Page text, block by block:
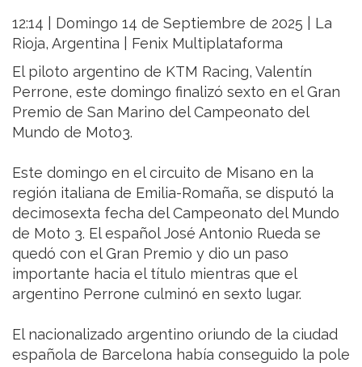
12:14 | Domingo 14 de Septiembre de 2025 | La
Rioja, Argentina | Fenix Multiplataforma
El piloto argentino de KTM Racing, Valentín
Perrone, este domingo finalizó sexto en el Gran
Premio de San Marino del Campeonato del
Mundo de Moto3.
Este domingo en el circuito de Misano en la
región italiana de Emilia-Romaña, se disputó la
decimosexta fecha del Campeonato del Mundo
de Moto 3. El español José Antonio Rueda se
quedó con el Gran Premio y dio un paso
importante hacia el título mientras que el
argentino Perrone culminó en sexto lugar.
El nacionalizado argentino oriundo de la ciudad
española de Barcelona había conseguido la pole